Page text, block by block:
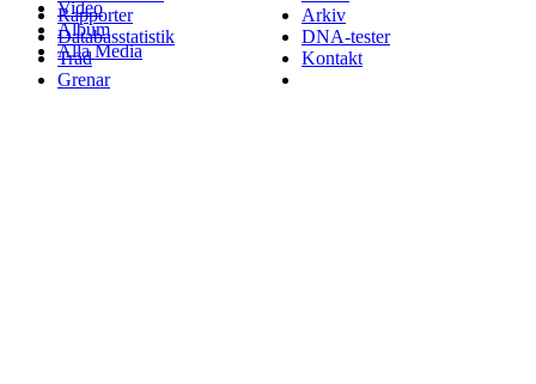
Video
Album
Alla Media
Rapporter
Databasstatistik
Träd
Grenar
Arkiv
DNA-tester
Kontakt